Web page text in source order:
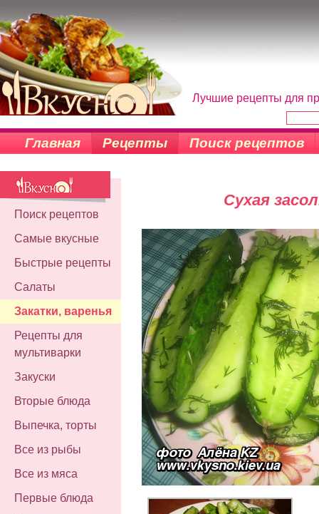
Лучшие рецепты для
Главная Рецепты Поиск рецептов
Поиск рецептов
Самые вкусные
Быстрые рецепты
Салаты
Закатки, варенья
Рецепты для
мультиварки
Закуски
Вторые блюда
Выпечка, торты
Все из рыбы
Все из мяса
Первые блюда
Сухая